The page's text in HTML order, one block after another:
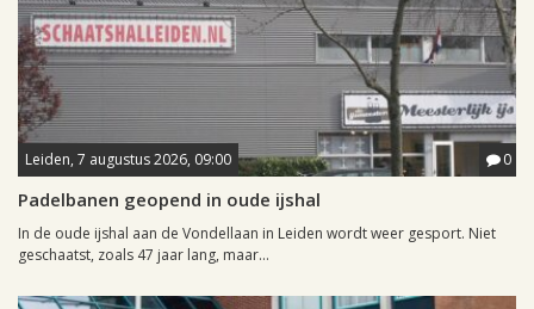
Leiden, 7 augustus 2026, 09:00 0
Padelbanen geopend in oude ijshal
In de oude ijshal aan de Vondellaan in Leiden wordt weer gesport. Niet
geschaatst, zoals 47 jaar lang, maar...